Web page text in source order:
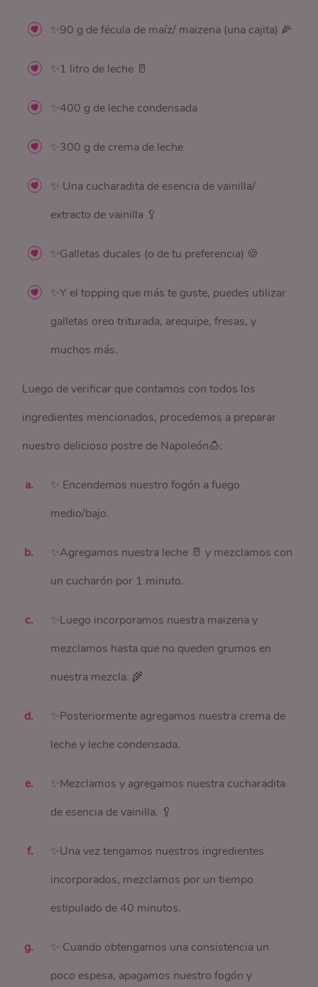
✨90 g de fécula de maíz/ maizena (una cajita) 🌽
✨1 litro de leche 🥛
✨400 g de leche condensada
✨300 g de crema de leche
✨ Una cucharadita de esencia de vainilla/
extracto de vainilla 🥄
✨Galletas ducales (o de tu preferencia) 🍪
✨Y el topping que más te guste, puedes utilizar
galletas oreo triturada, arequipe, fresas, y
muchos más.
Luego de verificar que contamos con todos los
ingredientes mencionados, procedemos a preparar
nuestro delicioso postre de Napoleón🍮:
✨ Encendemos nuestro fogón a fuego
medio/bajo.
✨Agregamos nuestra leche 🥛 y mezclamos con
un cucharón por 1 minuto.
✨Luego incorporamos nuestra maizena y
mezclamos hasta que no queden grumos en
nuestra mezcla. 🌾
✨Posteriormente agregamos nuestra crema de
leche y leche condensada.
✨Mezclamos y agregamos nuestra cucharadita
de esencia de vainilla. 🥄
✨Una vez tengamos nuestros ingredientes
incorporados, mezclamos por un tiempo
estipulado de 40 minutos.
✨ Cuando obtengamos una consistencia un
poco espesa, apagamos nuestro fogón y